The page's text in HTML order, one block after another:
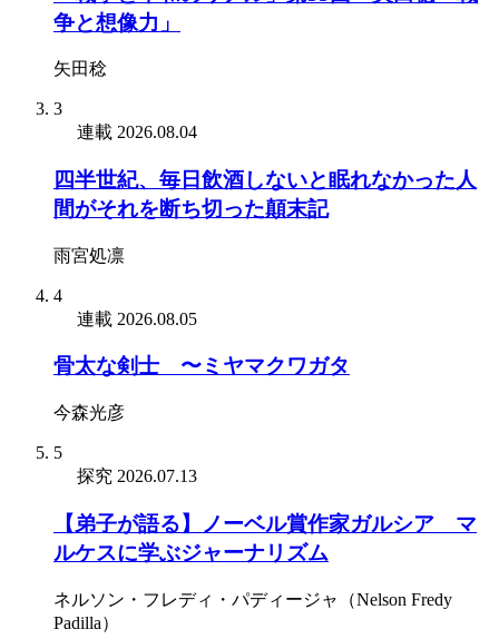
争と想像力」
矢田稔
3
連載 2026.08.04
四半世紀、毎日飲酒しないと眠れなかった人
間がそれを断ち切った顛末記
雨宮処凛
4
連載 2026.08.05
骨太な剣士 〜ミヤマクワガタ
今森光彦
5
探究 2026.07.13
【弟子が語る】ノーベル賞作家ガルシア゠マ
ルケスに学ぶジャーナリズム
ネルソン・フレディ・パディージャ（Nelson Fredy
Padilla）